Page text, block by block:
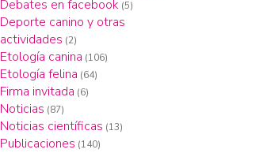
Debates en facebook (5)
Deporte canino y otras
actividades (2)
Etología canina (106)
Etología felina (64)
Firma invitada (6)
Noticias (87)
Noticias científicas (13)
Publicaciones (140)